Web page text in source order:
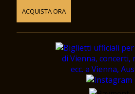
ACQUISTA ORA